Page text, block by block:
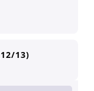
13)